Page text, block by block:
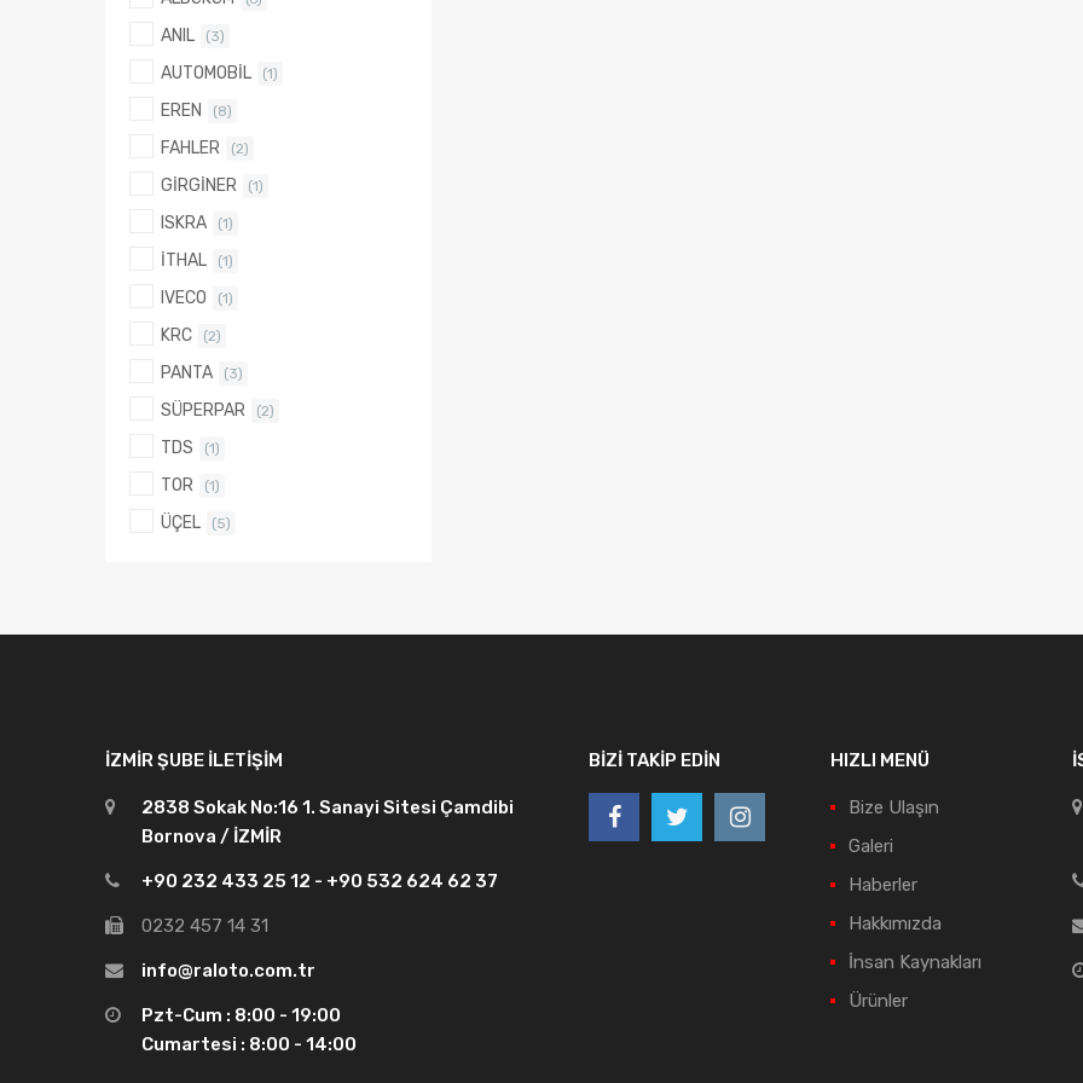
ANIL (3)
AUTOMOBİL (1)
EREN (8)
FAHLER (2)
GİRGİNER (1)
ISKRA (1)
İTHAL (1)
IVECO (1)
KRC (2)
PANTA (3)
SÜPERPAR (2)
TDS (1)
TOR (1)
ÜÇEL (5)
İZMIR ŞUBE İLETIŞIM
2838 Sokak No:16 1. Sanayi Sitesi Çamdibi
Bornova / İZMİR
+90 232 433 25 12 - +90 532 624 62 37
0232 457 14 31
info@raloto.com.tr
Pzt-Cum : 8:00 - 19:00
Cumartesi : 8:00 - 14:00
BIZI TAKIP EDIN HIZLI MENÜ
Bize Ulaşın
Galeri
Haberler
Hakkımızda
İnsan Kaynakları
Ürünler